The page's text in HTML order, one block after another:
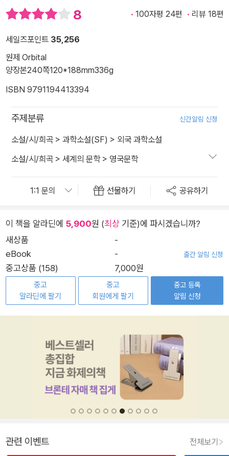
8 100자평 24편 리뷰 18편
세일즈포인트 35,256
원제 Orbital
양장본240쪽120*188mm336g
ISBN 9791194413394
주제분류 신간알림 신청
소설/시/희곡 > 과학소설(SF) > 외국 과학소설
소설/시/희곡 > 세계의 문학> 영국문학
선물하기 공유하기
이 책을 알라딘에 5,900원 (최상 기준)에 파시겠습니까?
새상품
-
eBook
- 출간 알림 신청
중고상품 (158) 7,000원
중고
알라딘에 팔기
중고
회원에게 팔기
중고 등록
알림 신청
관련 이벤트 전체보기